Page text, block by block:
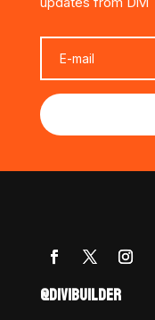
@DIVIBUILDER